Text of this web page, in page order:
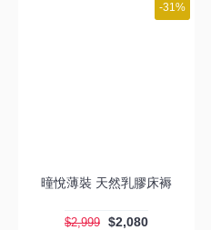
-31%
曈悅薄裝 天然乳膠床褥
$2,999 $2,080